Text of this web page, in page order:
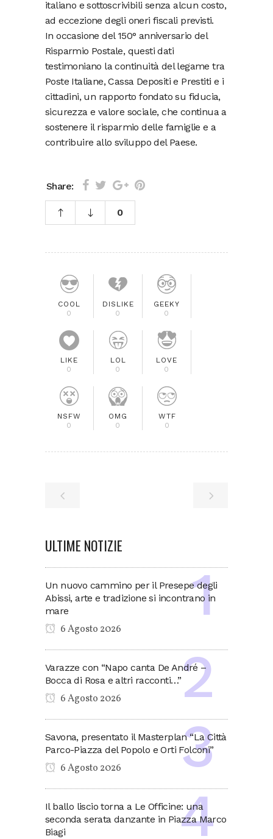
italiano e sottoscrivibili senza alcun costo,
ad eccezione degli oneri fiscali previsti.
In occasione del 150° anniversario del
Risparmio Postale, questi dati
testimoniano la continuità del legame tra
Poste Italiane, Cassa Depositi e Prestiti e i
cittadini, un rapporto fondato su fiducia,
sicurezza e valore sociale, che continua a
sostenere il risparmio delle famiglie e a
contribuire allo sviluppo del Paese.
Share:
0
COOL
0
DISLIKE
0
GEEKY
0
LIKE
0
LOL
0
LOVE
0
NSFW
0
OMG
0
WTF
0
ULTIME NOTIZIE
Un nuovo cammino per il Presepe degli
Abissi, arte e tradizione si incontrano in
mare
6 Agosto 2026
Varazze con “Napo canta De André –
Bocca di Rosa e altri racconti…”
6 Agosto 2026
Savona, presentato il Masterplan “La Città
Parco-Piazza del Popolo e Orti Folconi”
6 Agosto 2026
Il ballo liscio torna a Le Officine: una
seconda serata danzante in Piazza Marco
Biagi